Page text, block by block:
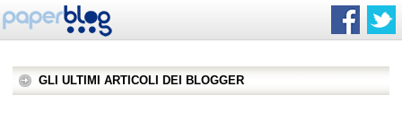
GLI ULTIMI ARTICOLI DEI BLOGGER